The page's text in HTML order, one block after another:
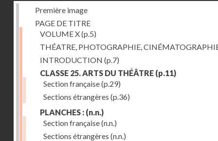
Première image
PAGE DE TITRE
VOLUME X(p.5)
THÉATRE, PHOTOGRAPHIE,
INTRODUCTION (p.7)
CLASSE 25. ARTS DU THÉÂTRE (p.11)
Section française(p.29)
Sections étrangères (p.36)
PLANCHES : (n.n.)
Section française(n.n.)
Sections étrangères (n.n.)